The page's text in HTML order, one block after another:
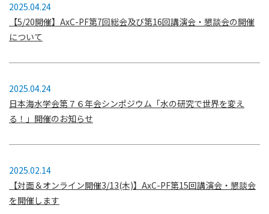
2025.04.24
【5/20開催】AxC-PF第7回総会及び第16回講演会・懇談会の開催
について
2025.04.24
日本海水学会第７６年会シンポジウム「水の研究で世界を変え
る！」開催のお知らせ
2025.02.14
【対面＆オンライン開催3/13(木)】AxC-PF第15回講演会・懇談会
を開催します